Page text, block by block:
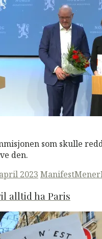
som skulle
den.
2023 ManifestMener
alltid ha Paris